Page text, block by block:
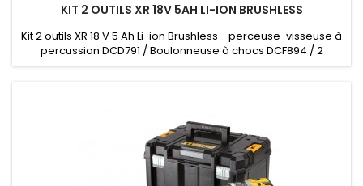
KIT 2 OUTILS XR 18V 5AH LI-ION BRUSHLESS
Kit 2 outils XR 18 V 5 Ah Li-ion Brushless - perceuse-visseuse à
percussion DCD791 / Boulonneuse à chocs DCF894 / 2
batteries DCB184 / chargeur DCB115 / Coffret TSTAK - 2